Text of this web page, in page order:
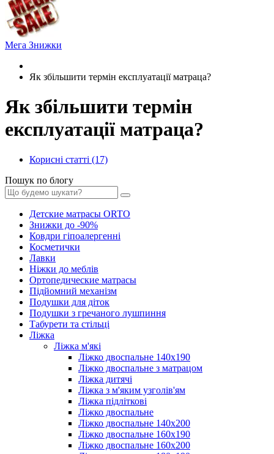
Мега Знижки
Як збільшити термін експлуатації матраца?
Як збільшити термін
експлуатації матраца?
Корисні статті (17)
Пошук по блогу
Детские матрасы ORTO
Знижки до -90%
Ковдри гіпоалергенні
Косметички
Лавки
Ніжки до меблів
Ортопедические матрасы
Підйомний механізм
Подушки для діток
Подушки з гречаного лушпиння
Табурети та стільці
Ліжка
Ліжка м'які
Ліжко двоспальне 140х190
Ліжко двоспальне з матрацом
Ліжка дитячі
Ліжка з м'яким узголів'ям
Ліжка підліткові
Ліжко двоспальне
Ліжко двоспальне 140х200
Ліжко двоспальне 160х190
Ліжко двоспальне 160х200